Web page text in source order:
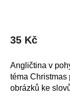
35 Kč
Angličtina v
téma Christmas
obrázků ke